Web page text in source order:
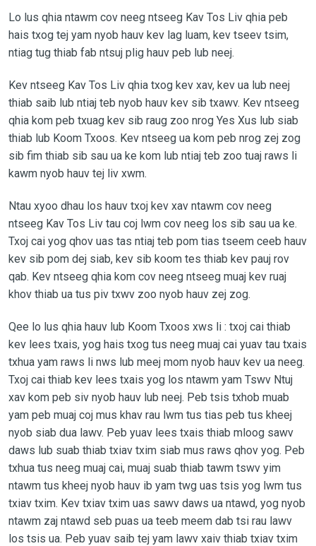
Lo lus qhia ntawm cov neeg ntseeg Kav Tos Liv qhia peb
hais txog tej yam nyob hauv kev lag luam, kev tseev tsim,
ntiag tug thiab fab ntsuj plig hauv peb lub neej.
Kev ntseeg Kav Tos Liv qhia txog kev xav, kev ua lub neej
thiab saib lub ntiaj teb nyob hauv kev sib txawv. Kev ntseeg
qhia kom peb txuag kev sib raug zoo nrog Yes Xus lub siab
thiab lub Koom Txoos. Kev ntseeg ua kom peb nrog zej zog
sib fim thiab sib sau ua ke kom lub ntiaj teb zoo tuaj raws li
kawm nyob hauv tej liv xwm.
Ntau xyoo dhau los hauv txoj kev xav ntawm cov neeg
ntseeg Kav Tos Liv tau coj lwm cov neeg los sib sau ua ke.
Txoj cai yog qhov uas tas ntiaj teb pom tias tseem ceeb hauv
kev sib pom dej siab, kev sib koom tes thiab kev pauj rov
qab. Kev ntseeg qhia kom cov neeg ntseeg muaj kev ruaj
khov thiab ua tus piv txwv zoo nyob hauv zej zog.
Qee lo lus qhia hauv lub Koom Txoos xws li : txoj cai thiab
kev lees txais, yog hais txog tus neeg muaj cai yuav tau txais
txhua yam raws li nws lub meej mom nyob hauv kev ua neeg.
Txoj cai thiab kev lees txais yog los ntawm yam Tswv Ntuj
xav kom peb siv nyob hauv lub neej. Peb tsis txhob muab
yam peb muaj coj mus khav rau lwm tus tias peb tus kheej
nyob siab dua lawv. Peb yuav lees txais thiab mloog sawv
daws lub suab thiab txiav txim siab mus raws qhov yog. Peb
txhua tus neeg muaj cai, muaj suab thiab tawm tswv yim
ntawm tus kheej nyob hauv ib yam twg uas tsis yog lwm tus
txiav txim. Kev txiav txim uas sawv daws ua ntawd, yog nyob
ntawm zaj ntawd seb puas ua teeb meem dab tsi rau lawv
los tsis ua. Peb yuav saib tej yam lawv xaiv thiab txiav txim